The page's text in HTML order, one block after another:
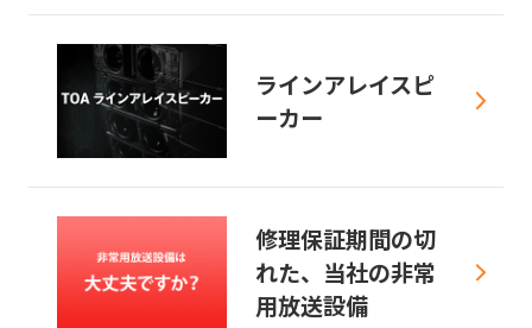
ラインアレイスピ
ーカー
修理保証期間の切
れた、当社の非常
用放送設備